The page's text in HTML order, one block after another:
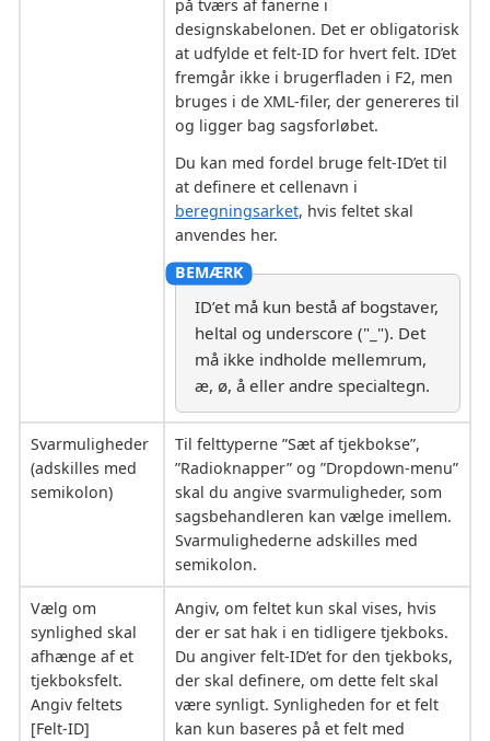
på tværs af fanerne i
designskabelonen. Det er obligatorisk
at udfylde et felt-ID for hvert felt. ID’et
fremgår ikke i brugerfladen i F2, men
bruges i de XML-filer, der genereres til
og ligger bag sagsforløbet.
Du kan med fordel bruge felt-ID’et til
at definere et cellenavn i
beregningsarket, hvis feltet skal
anvendes her.
ID’et må kun bestå af bogstaver,
heltal og underscore ("_"). Det
må ikke indholde mellemrum,
æ, ø, å eller andre specialtegn.
Svarmuligheder
(adskilles med
semikolon)
Til felttyperne ”Sæt af tjekbokse”,
”Radioknapper” og ”Dropdown-menu”
skal du angive svarmuligheder, som
sagsbehandleren kan vælge imellem.
Svarmulighederne adskilles med
semikolon.
Vælg om
synlighed skal
afhænge af et
tjekboksfelt.
Angiv feltets
[Felt-ID]
Angiv, om feltet kun skal vises, hvis
der er sat hak i en tidligere tjekboks.
Du angiver felt-ID’et for den tjekboks,
der skal definere, om dette felt skal
være synligt. Synligheden for et felt
kan kun baseres på et felt med